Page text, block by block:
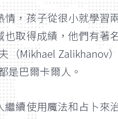
，孩子從很小就學習
取得成績，他們有著
Mikhael Zalikhanov
是巴爾卡爾人。
續使用魔法和占卜來